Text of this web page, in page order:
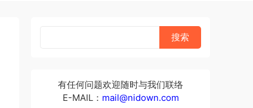
有任何问题欢迎随时与我们联络
E-MAIL： mail@nidown.com